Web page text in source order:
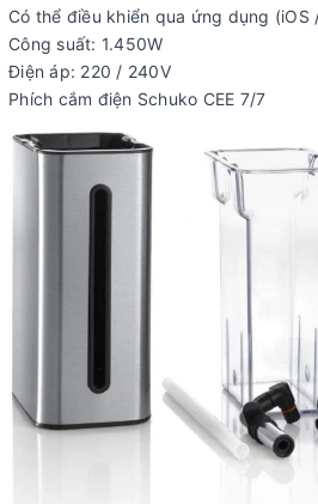
Có thể điều khiển qua ứng dụng (iOS
Công suất: 1.450W
Điện áp: 220 / 240V
Phích cắm điện Schuko CEE 7/7